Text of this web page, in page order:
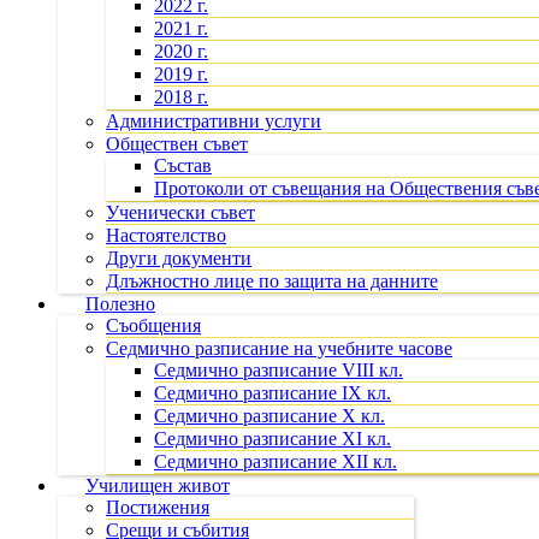
2022 г.
2021 г.
2020 г.
2019 г.
2018 г.
Административни услуги
Обществен съвет
Състав
Протоколи от съвещания на Обществения
Ученически съвет
Настоятелство
Други документи
Длъжностно лице по защита на данните
Полезно
Съобщения
Седмично разписание на учебните часове
Седмично разписание VIII кл.
Седмично разписание IX кл.
Седмично разписание X кл.
Седмично разписание XI кл.
Седмично разписание XII кл.
Училищен живот
Постижения
Срещи и събития